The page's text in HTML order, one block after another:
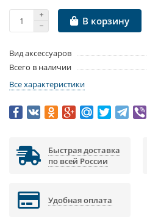
В корзину
Вид аксессуаров
Всего в наличии
Все характеристики
Быстрая доставка
по всей России
Удобная оплата